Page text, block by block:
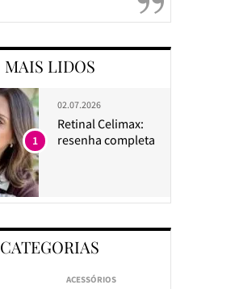
MAIS LIDOS
02.07.2026
Retinal Celimax:
resenha completa
1
CATEGORIAS
ACESSÓRIOS